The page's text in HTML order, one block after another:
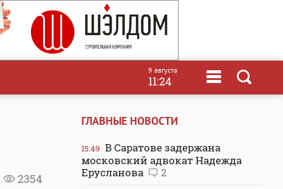
9 августа
11:24
2354
ГЛАВНЫЕ НОВОСТИ
15:49 В Саратове задержана
московский адвокат Надежда
Ерусланова
2